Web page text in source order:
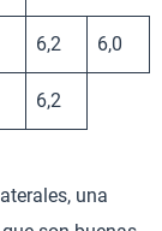
6,2 6,0
6,2
una